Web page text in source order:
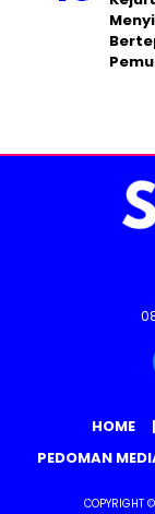
HOME
PEDOMAN
COPYRIGHT